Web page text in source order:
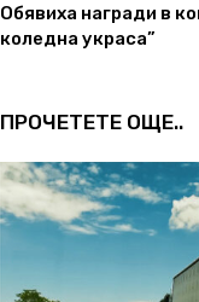
Обявиха награди в
коледна украса”
ПРОЧЕТЕТЕ ОЩЕ..